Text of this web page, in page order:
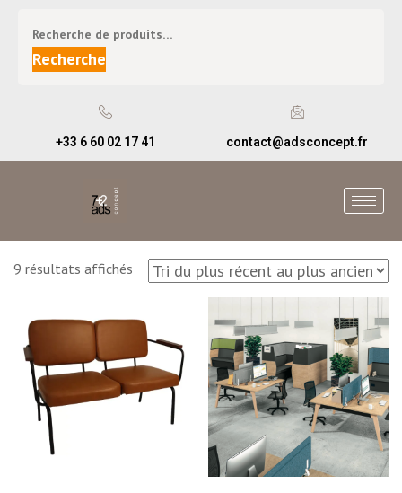
Recherche
+33 6 60 02 17 41 contact@adsconcept.fr
9 résultats affichés